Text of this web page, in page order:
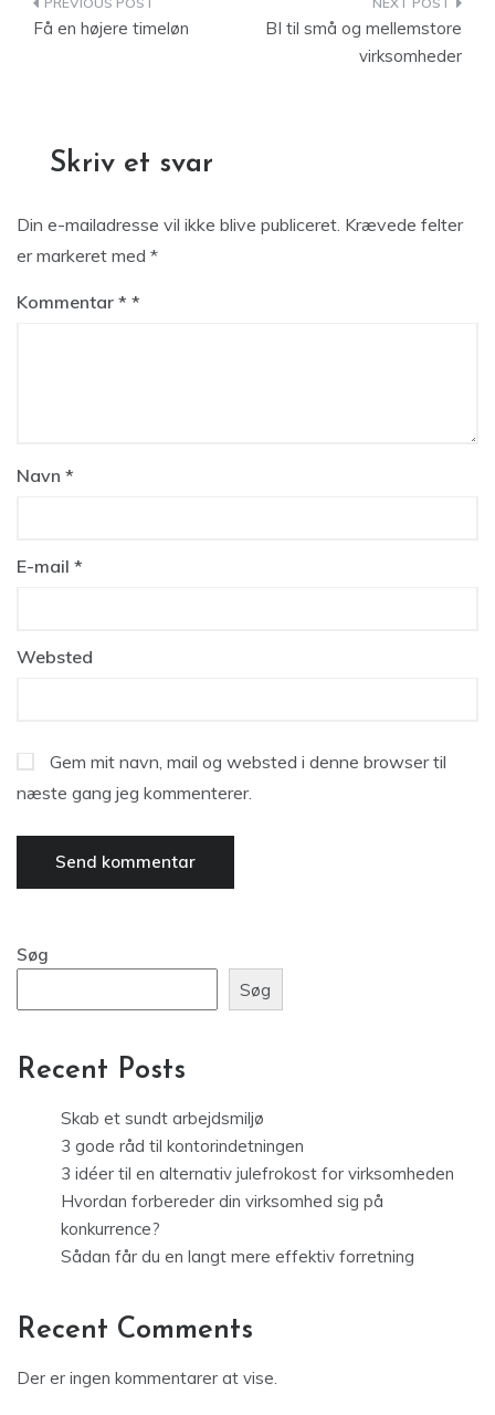
Indlægsnavigation
Få en højere timeløn
BI til små og mellemstore
virksomheder
Skriv et svar
Din e-mailadresse vil ikke blive publiceret. Krævede felter
er markeret med *
Kommentar *
Navn *
E-mail *
Websted
Gem mit navn, mail og websted i denne browser til
næste gang jeg kommenterer.
Søg
Søg
Recent Posts
Skab et sundt arbejdsmiljø
3 gode råd til kontorindetningen
3 idéer til en alternativ julefrokost for virksomheden
Hvordan forbereder din virksomhed sig på
konkurrence?
Sådan får du en langt mere effektiv forretning
Recent Comments
Der er ingen kommentarer at vise.